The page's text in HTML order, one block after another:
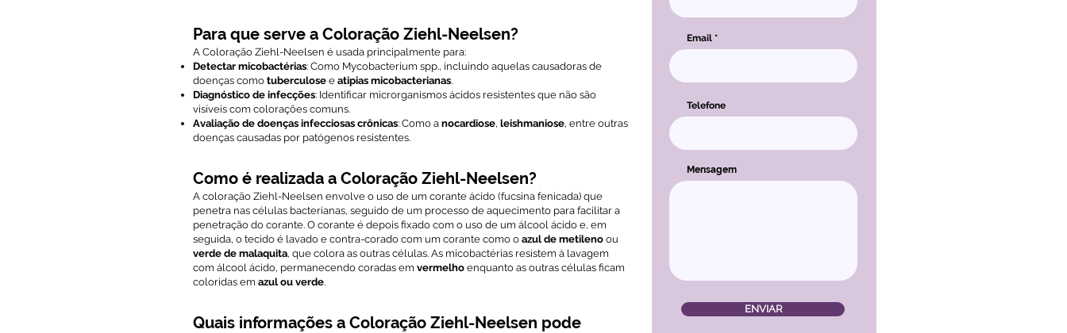
Para que serve a Coloração Ziehl-Neelsen?
A Coloração Ziehl-Neelsen é usada principalmente para:
Detectar micobactérias: Como Mycobacterium spp., incluindo aquelas causadoras de
doenças como tuberculose e atipias micobacterianas.
Diagnóstico de infecções: Identificar microrganismos ácidos resistentes que não são
visíveis com colorações comuns.
Avaliação de doenças infecciosas crônicas: Como a nocardiose, leishmaniose, entre outras
doenças causadas por patógenos resistentes.
Como é realizada a Coloração Ziehl-Neelsen?
A coloração Ziehl-Neelsen envolve o uso de um corante ácido (fucsina fenicada) que
penetra nas células bacterianas, seguido de um processo de aquecimento para facilitar a
penetração do corante. O corante é depois fixado com o uso de um álcool ácido e, em
seguida, o tecido é lavado e contra-corado com um corante como o azul de metileno ou
verde de malaquita, que colora as outras células. As micobactérias resistem à lavagem
com álcool ácido, permanecendo coradas em vermelho enquanto as outras células ficam
coloridas em azul ou verde.
Quais informações a Coloração Ziehl-Neelsen pode
Email
Telefone
Mensagem
ENVIAR